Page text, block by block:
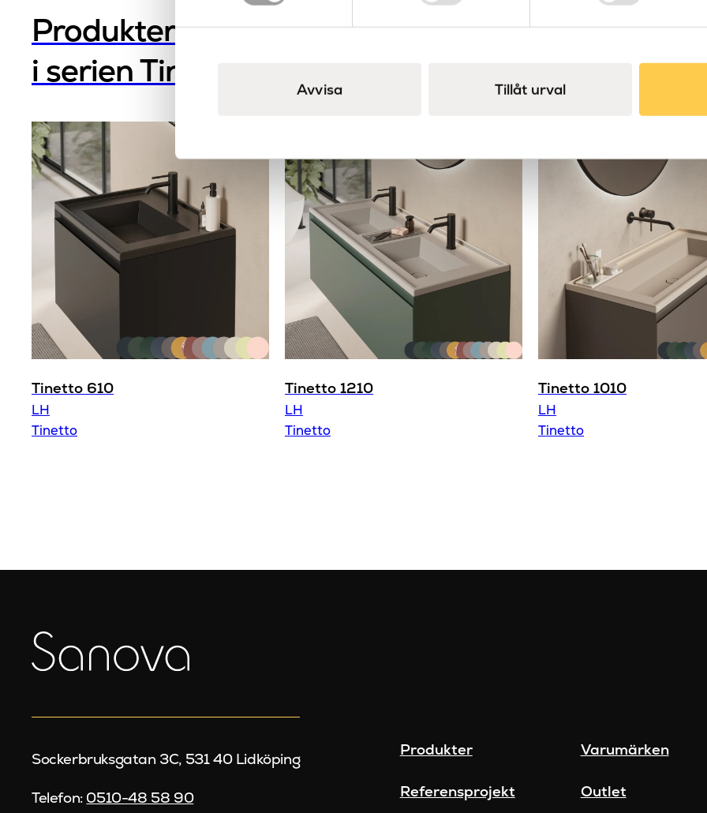
Avvisa Tillåt urval
Material
Placering
Produkttyp
Push-open
Serie
Produkter
i serien Tinetto
Tinetto 610
LH
Tinetto
Tinetto 1210
LH
Tinetto
Tinetto 1010
LH
Tinetto
Sockerbruksgatan 3C, 531 40 Lidköping
Telefon: 0510-48 58 90
Produkter Varumärken
Referensprojekt Outlet